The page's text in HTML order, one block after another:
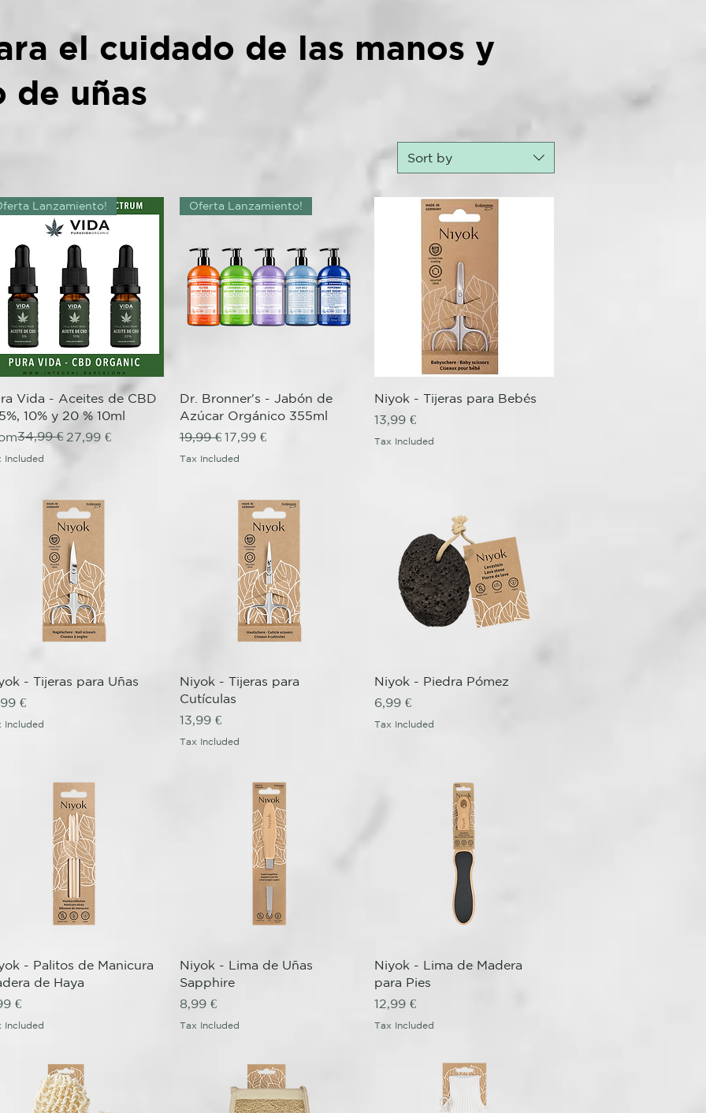
el cuidado de las manos y
de uñas
Sort by
Quick View
Lanzamiento!
Vida - Aceites de CBD
10% y 20 % 10ml
Price
34,99 € 27,99 €
Price
Included
Quick View
Oferta Lanzamiento!
Dr. Bronner's - Jabón de
Azúcar Orgánico 355ml
Regular Price
19,99 € Sale Price
17,99 €
Tax Included
Quick View
Niyok - Tijeras para Bebés
Price
13,99 €
Tax Included
Quick View
- Tijeras para Uñas
€
Included
Quick View
Niyok - Tijeras para
Cutículas
Price
13,99 €
Tax Included
Quick View
Niyok - Piedra Pómez
Price
6,99 €
Tax Included
Quick View
- Palitos de Manicura
de Haya
€
Included
Quick View
Niyok - Lima de Uñas
Sapphire
Price
8,99 €
Tax Included
Quick View
Niyok - Lima de Madera
para Pies
Price
12,99 €
Tax Included